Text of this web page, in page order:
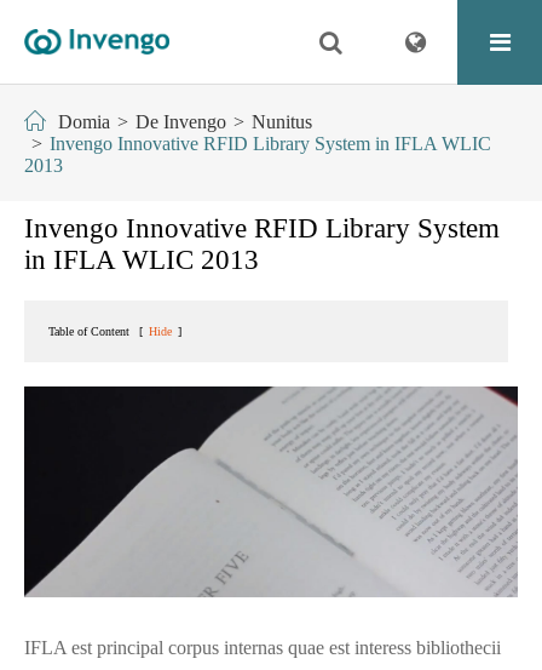
Domia De Invengo
Nunitus
Invengo Innovative RFID Library System in IFLA WLIC
2013
Invengo Innovative RFID Library System
in IFLA WLIC 2013
Table of Content [ Hide ]
IFLA est principal corpus internas quae est interess bibliothecii